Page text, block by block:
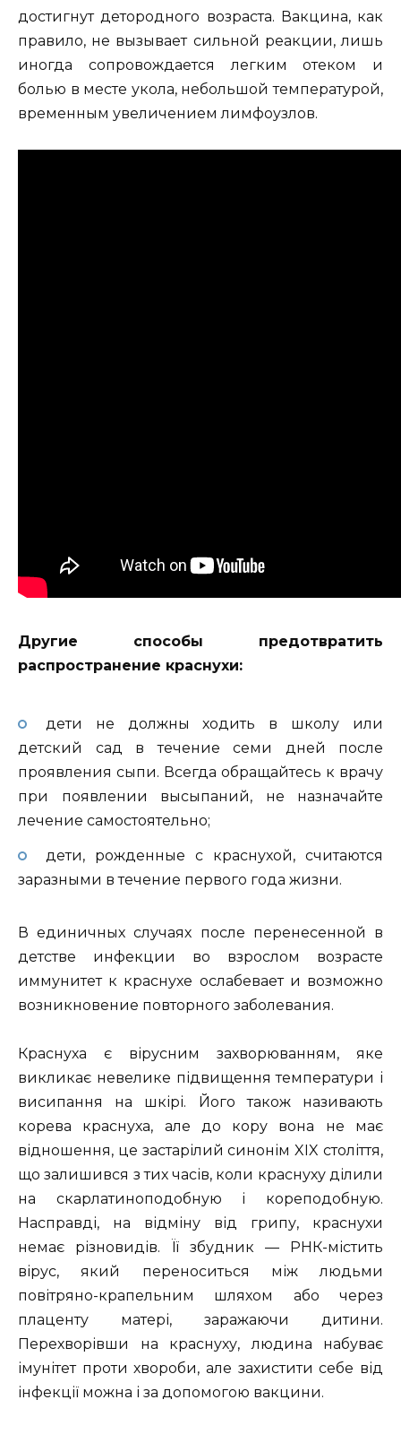
достигнут детородного возраста. Вакцина, как
правило, не вызывает сильной реакции, лишь
иногда сопровождается легким отеком и
болью в месте укола, небольшой температурой,
временным увеличением лимфоузлов.
Другие способы предотвратить
распространение краснухи:
дети не должны ходить в школу или
детский сад в течение семи дней после
проявления сыпи. Всегда обращайтесь к врачу
при появлении высыпаний, не назначайте
лечение самостоятельно;
дети, рожденные с краснухой, считаются
заразными в течение первого года жизни.
В единичных случаях после перенесенной в
детстве инфекции во взрослом возрасте
иммунитет к краснухе ослабевает и возможно
возникновение повторного заболевания.
Краснуха є вірусним захворюванням, яке
викликає невелике підвищення температури і
висипання на шкірі. Його також називають
корева краснуха, але до кору вона не має
відношення, це застарілий синонім XIX століття,
що залишився з тих часів, коли краснуху ділили
на скарлатиноподобную і кореподобную.
Насправді, на відміну від грипу, краснухи
немає різновидів. Її збудник — РНК-містить
вірус, який переноситься між людьми
повітряно-крапельним шляхом або через
плаценту матері, заражаючи дитини.
Перехворівши на краснуху, людина набуває
імунітет проти хвороби, але захистити себе від
інфекції можна і за допомогою вакцини.